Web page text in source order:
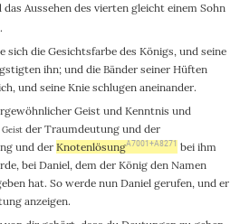
das Aussehen des vierten gleichteinem Sohn
.
sich die Gesichtsfarbedes Königs, und seine
ihn; und die Bänderseiner Hüften
und seine Knie schlugen aneinander.
Geistund Kenntnis und
der Traumdeutungund der
und der KnotenlösungA7001+A8271 bei ihm
beiDaniel, dem der Königden Namen
hat. So werde nun Daniel gerufen, und er
anzeigen.